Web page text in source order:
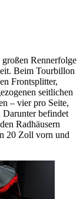
Rennerfolge
Beim Tourbillon
Frontsplitter,
seitlichen
– vier pro Seite,
Darunter befindet
Radhäusern
20 Zoll vorn und